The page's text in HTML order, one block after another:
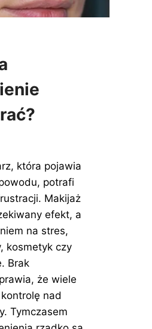
która pojawia
potrafi
Makijaż
efekt, a
na stres,
kosmetyk czy
Brak
że wiele
nad
Tymczasem